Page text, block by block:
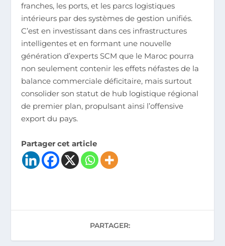
franches, les ports, et les parcs logistiques
intérieurs par des systèmes de gestion unifiés.
C’est en investissant dans ces infrastructures
intelligentes et en formant une nouvelle
génération d’experts SCM que le Maroc pourra
non seulement contenir les effets néfastes de la
balance commerciale déficitaire, mais surtout
consolider son statut de hub logistique régional
de premier plan, propulsant ainsi l’offensive
export du pays.
Partager cet article
PARTAGER: